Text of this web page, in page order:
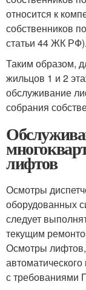
относится к
собственников
статьи 44 ЖК РФ).
Таким образом,
жильцов 1 и 2
обслуживание
собрания
лифтов
Осмотры
оборудованных
следует
текущим
Осмотры
с требованиями